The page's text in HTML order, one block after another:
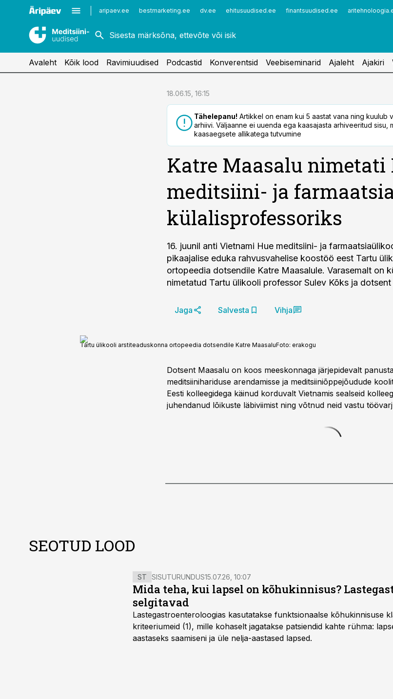
aripaev.ee bestmarketing.ee dv.ee ehitusuudised.ee finantsuudised.ee
Kirurgia
Naistehaigused
Vaktsineerimine
Avaleht Kõik lood Ravimiuudised Podcastid Konverentsid Veebiseminarid Ajaleht Ajakiri
18.06.15, 16:15
Tähelepanu! Artikkel on enam kui 5 aastat vana ning kuulub
arhiivi. Väljaanne ei uuenda ega kaasajasta arhiveeritud sisu,
kaasaegsete allikatega tutvumine
Katre Maasalu nimetati
meditsiini- ja
külalisprofessoriks
16. juunil anti Vietnami Hue meditsiini- ja
pikaajalise eduka rahvusvahelise koostöö eest Tartu
ortopeedia dotsendile Katre Maasalule. Varasemalt on
nimetatud Tartu ülikooli professor Sulev Kõks ja
Jaga Salvesta Vihja
Tartu ülikooli arstiteaduskonna ortopeedia dotsendile Katre MaasaluFoto: erakogu
Dotsent Maasalu on koos meeskonnaga järjepidevalt
meditsiinihariduse arendamisse ja meditsiiniõppejõudude
Eesti kolleegidega käinud korduvalt Vietnamis sealseid
juhendanud lõikuste läbiviimist ning võtnud neid vastu
SEOTUD LOOD
ST SISUTURUNDUS15.07.26, 10:07
Mida teha, kui lapsel on kõhukinnisus?
selgitavad
Lastegastroenteroloogias kasutatakse funktsionaalse kõhukinnisuse
kriteeriumeid (1), mille kohaselt jagatakse patsiendid kahte rühma:
aastaseks saamiseni ja üle nelja-aastased lapsed.